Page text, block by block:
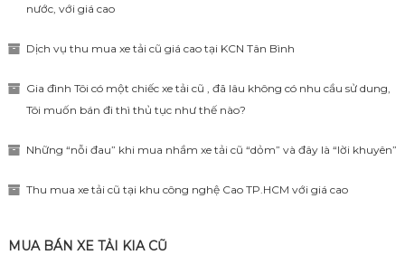
nước, với giá cao
Dịch vụ thu mua xe tải cũ giá cao tại KCN Tân Bình
Gia đình Tôi có một chiếc xe tải cũ , đã lâu không có nhu cầu sử dung,
Tôi muốn bán đi thì thủ tục như thế nào?
Những “nỗi đau” khi mua nhầm xe tải cũ “dỏm” và đây là “lời khuyên”
Thu mua xe tải cũ tại khu công nghệ Cao TP.HCM với giá cao
MUA BÁN XE TẢI KIA CŨ